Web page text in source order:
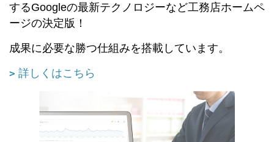
するGoogleの最新テクノロジーなど工務店ホームペ
ージの決定版！
成果に必要な勝つ仕組みを搭載しています。
詳しくはこちら